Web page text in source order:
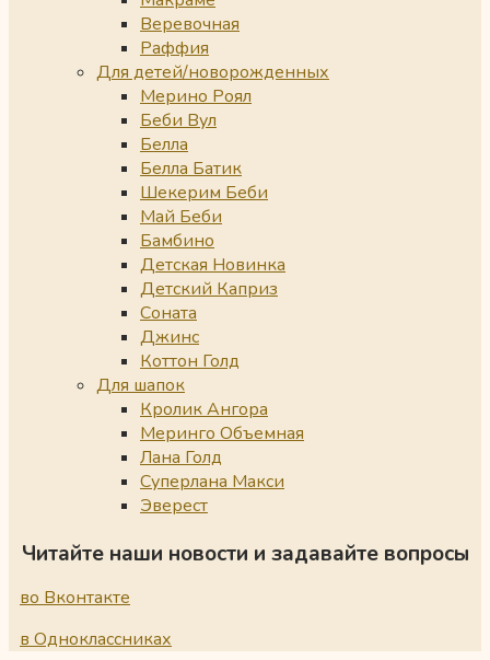
Веревочная
Раффия
Для детей/новорожденных
Мерино Роял
Беби Вул
Белла
Белла Батик
Шекерим Беби
Май Беби
Бамбино
Детская Новинка
Детский Каприз
Соната
Джинс
Коттон Голд
Для шапок
Кролик Ангора
Меринго Объемная
Лана Голд
Суперлана Макси
Эверест
Читайте наши новости и задавайте вопросы
во Вконтакте
в Одноклассниках